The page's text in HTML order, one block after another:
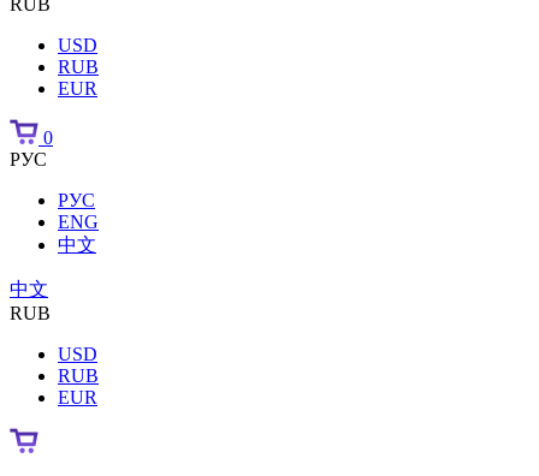
RUB
USD
RUB
EUR
0
РУС
РУС
ENG
中文
中文
RUB
USD
RUB
EUR